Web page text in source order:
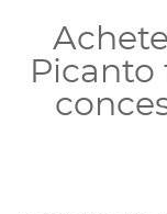
Picanto